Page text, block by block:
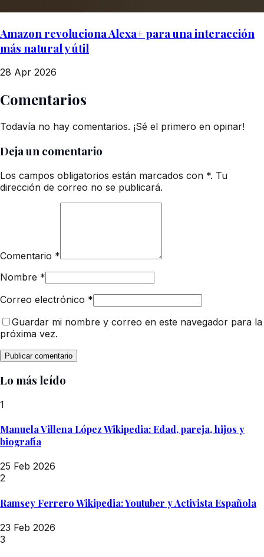
Amazon revoluciona Alexa+ para una interacción
más natural y útil
28 Apr 2026
Comentarios
Todavía no hay comentarios. ¡Sé el primero en opinar!
Deja un comentario
Los campos obligatorios están marcados con *. Tu
dirección de correo no se publicará.
Comentario *
Nombre *
Correo electrónico *
Guardar mi nombre y correo en este navegador para la
próxima vez.
Lo más leído
1
Manuela Villena López Wikipedia: Edad, pareja, hijos y
biografía
25 Feb 2026
2
Ramsey Ferrero Wikipedia: Youtuber y Activista Española
23 Feb 2026
3